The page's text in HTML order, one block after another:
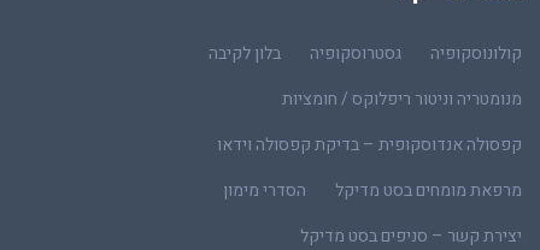
קולונוסקופיה גסטרוסקופיה
בלון לקיבה
מנומטריה וניטור ריפלוקס / חומציות
קפסולה אנדוסקופית – בדיקת קפסולה וידאו
מרפאת מומחים בסט מדיקל
הסדרי מימון
יצירת קשר – סניפים בסט מדיקל